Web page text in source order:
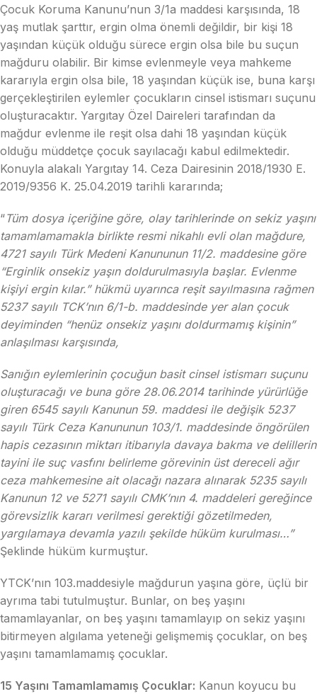
Çocuk Koruma Kanunu’nun 3/1a maddesi karşısında, 18
yaş mutlak şarttır, ergin olma önemli değildir, bir kişi 18
yaşından küçük olduğu sürece ergin olsa bile bu suçun
mağduru olabilir. Bir kimse evlenmeyle veya mahkeme
kararıyla ergin olsa bile, 18 yaşından küçük ise, buna karşı
gerçekleştirilen eylemler çocukların cinsel istismarı suçunu
oluşturacaktır. Yargıtay Özel Daireleri tarafından da
mağdur evlenme ile reşit olsa dahi 18 yaşından küçük
olduğu müddetçe çocuk sayılacağı kabul edilmektedir.
Konuyla alakalı Yargıtay 14. Ceza Dairesinin 2018/1930 E.
2019/9356 K. 25.04.2019 tarihli kararında;
“Tüm dosya içeriğine göre, olay tarihlerinde on sekiz yaşını
tamamlamamakla birlikte resmi nikahlı evli olan mağdure,
4721 sayılı Türk Medeni Kanununun 11/2. maddesine göre
“Erginlik onsekiz yaşın doldurulmasıyla başlar. Evlenme
kişiyi ergin kılar.” hükmü uyarınca reşit sayılmasına rağmen
5237 sayılı TCK’nın 6/1-b. maddesinde yer alan çocuk
deyiminden “henüz onsekiz yaşını doldurmamış kişinin”
anlaşılması karşısında,
Sanığın eylemlerinin çocuğun basit cinsel istismarı suçunu
oluşturacağı ve buna göre 28.06.2014 tarihinde yürürlüğe
giren 6545 sayılı Kanunun 59. maddesi ile değişik 5237
sayılı Türk Ceza Kanununun 103/1. maddesinde öngörülen
hapis cezasının miktarı itibarıyla davaya bakma ve delillerin
tayini ile suç vasfını belirleme görevinin üst dereceli ağır
ceza mahkemesine ait olacağı nazara alınarak 5235 sayılı
Kanunun 12 ve 5271 sayılı CMK’nın 4. maddeleri gereğince
görevsizlik kararı verilmesi gerektiği gözetilmeden,
yargılamaya devamla yazılı şekilde hüküm kurulması…”
Şeklinde hüküm kurmuştur.
YTCK’nın 103.maddesiyle mağdurun yaşına göre, üçlü bir
ayrıma tabi tutulmuştur. Bunlar, on beş yaşını
tamamlayanlar, on beş yaşını tamamlayıp on sekiz yaşını
bitirmeyen algılama yeteneği gelişmemiş çocuklar, on beş
yaşını tamamlamamış çocuklar.
15 Yaşını Tamamlamamış Çocuklar: Kanun koyucu bu